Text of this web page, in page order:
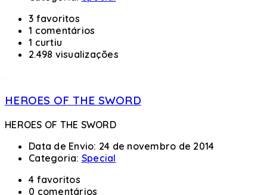
3 favoritos
1 comentários
1 curtiu
2.498 visualizações
HEROES OF THE SWORD
HEROES OF THE SWORD
Data de Envio: 24 de novembro de 2014
Categoria: Special
4 favoritos
0 comentários